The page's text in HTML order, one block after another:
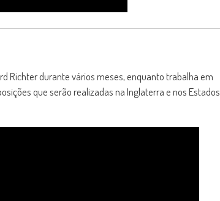
Richter durante vários meses, enquanto trabalha em
que serão realizadas na Inglaterra e nos Estados